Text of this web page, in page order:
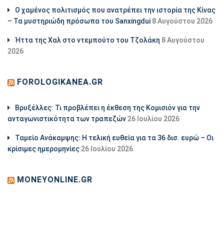
Ο χαμένος πολιτισμός που ανατρέπει την ιστορία της Κίνας
– Τα μυστηριώδη πρόσωπα του Sanxingdui 8 Αυγούστου 2026
Ήττα της Χαλ στο ντεμπούτο του Τζολάκη 8 Αυγούστου
2026
FOROLOGIKANEA.GR
Βρυξέλλες: Τι προβλέπει η έκθεση της Κομισιόν για την
ανταγωνιστικότητα των τραπεζών 26 Ιουλίου 2026
Ταμείο Ανάκαμψης: Η τελική ευθεία για τα 36 δισ. ευρώ – Οι
κρίσιμες ημερομηνίες 26 Ιουλίου 2026
MONEYONLINE.GR